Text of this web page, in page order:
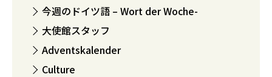
今週のドイツ語 – Wort der Woche-
大使館スタッフ
Adventskalender
Culture